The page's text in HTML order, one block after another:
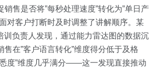
售是否将”每秒处理速度”转化为”单日产
对客户打断时及时调整了讲解顺序。某
训负责人发现，通过能力雷达图的数据沉
售在”客户语言转化”维度得分低于及格
度”维度几乎满分——这一发现直接推动